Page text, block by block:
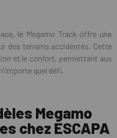
le Megamo Track offre une
des terrains accidentés. Cette
et le confort, permettant aux
quel défi.
Megamo
chez ESCAPA